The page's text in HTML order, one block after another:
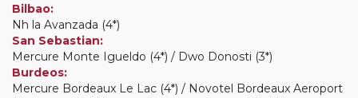
Bilbao:
Nh la Avanzada (4*)
San Sebastian:
Mercure Monte Igueldo (4*) / Dwo Donosti (3*)
Burdeos:
Mercure Bordeaux Le Lac (4*) / Novotel Bordeaux Aeroport